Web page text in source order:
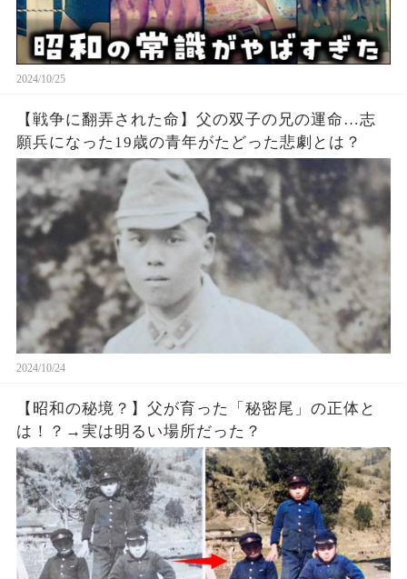
2024/10/25
【戦争に翻弄された命】父の双子の兄の運命…志
願兵になった19歳の青年がたどった悲劇とは？
2024/10/24
【昭和の秘境？】父が育った「秘密尾」の正体と
は！？→実は明るい場所だった？